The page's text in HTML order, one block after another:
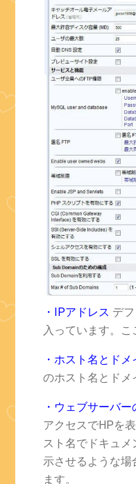
・IPアドレス デ
入っています。こ
・ホスト名とド
のホスト名とドメ
・ウェブサーバー
アクセスでHPを
スト名でドキュ
示させるような場
ます。